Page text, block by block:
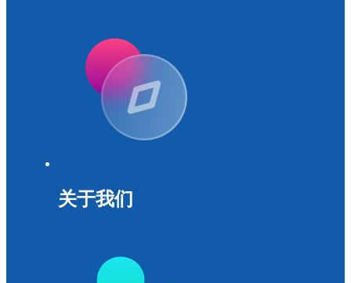
关于我们